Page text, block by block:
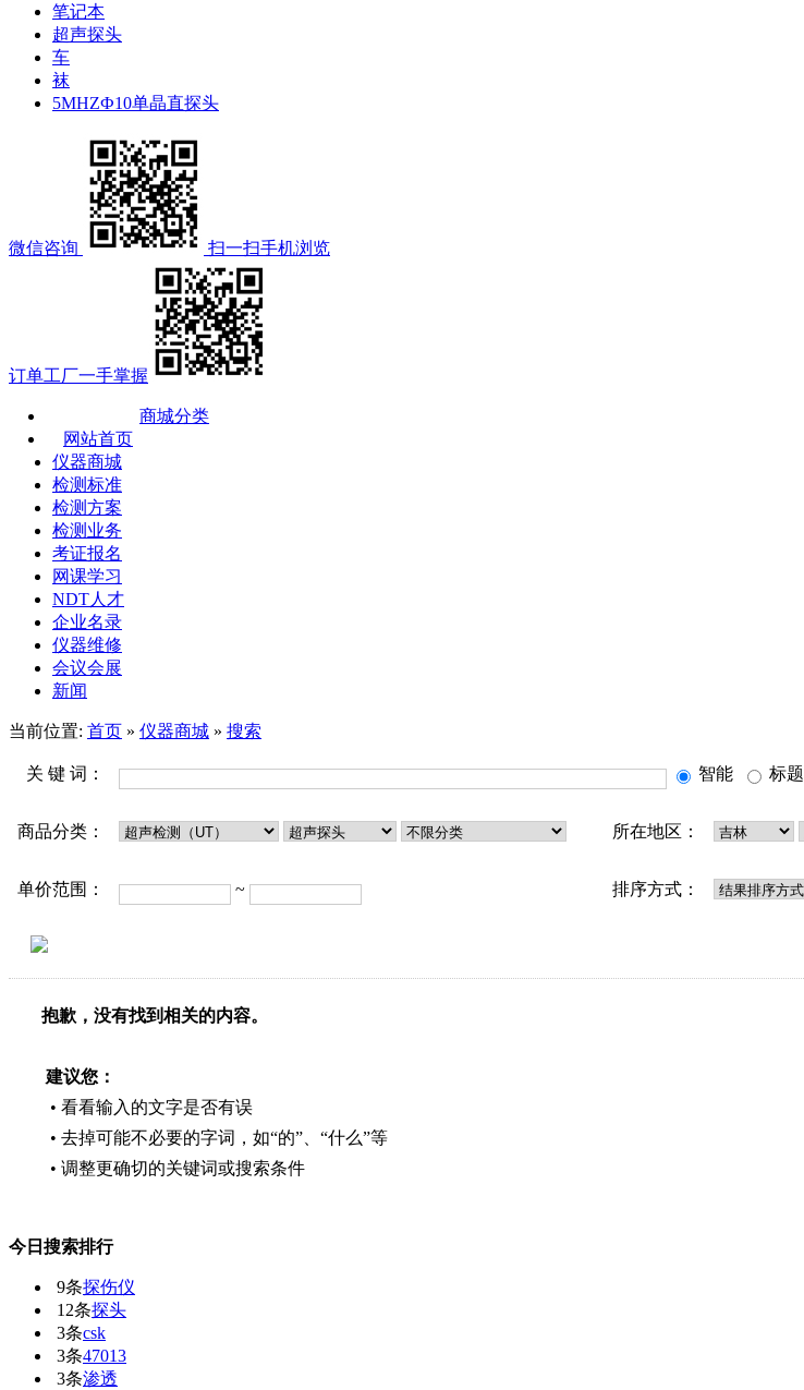
笔记本
超声探头
车
袜
5MHZФ10单晶直探头
微信咨询 扫一扫手机浏览
订单工厂一手掌握
商城分类
网站首页
仪器商城
检测标准
检测方案
检测业务
考证报名
网课学习
NDT人才
企业名录
仪器维修
会议会展
新闻
当前位置: 首页 » 仪器商城 » 搜索
关 键 词： 智能 标题
商品分类： 所在地区：
单价范围： ~ 排序方式：
抱歉，没有找到相关的内容。
建议您：
• 看看输入的文字是否有误
• 去掉可能不必要的字词，如“的”、“什么”等
• 调整更确切的关键词或搜索条件
今日搜索排行
9条探伤仪
12条探头
3条csk
3条47013
3条渗透